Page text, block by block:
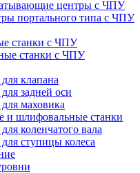
центры с ЧПУ
портального типа с ЧПУ
станки с ЧПУ
станки с ЧПУ
клапана
задней оси
маховика
и шлифовальные станки
коленчатого вала
ступицы колеса